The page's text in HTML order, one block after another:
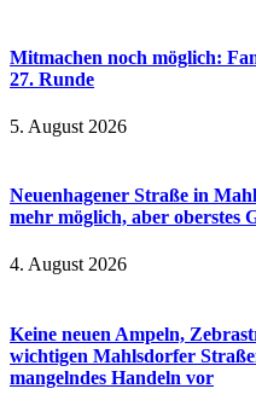
Mitmachen noch möglich:
27. Runde
5. August 2026
Neuenhagener Straße in
mehr möglich, aber oberstes
4. August 2026
Keine neuen Ampeln,
wichtigen Mahlsdorfer
mangelndes Handeln vor